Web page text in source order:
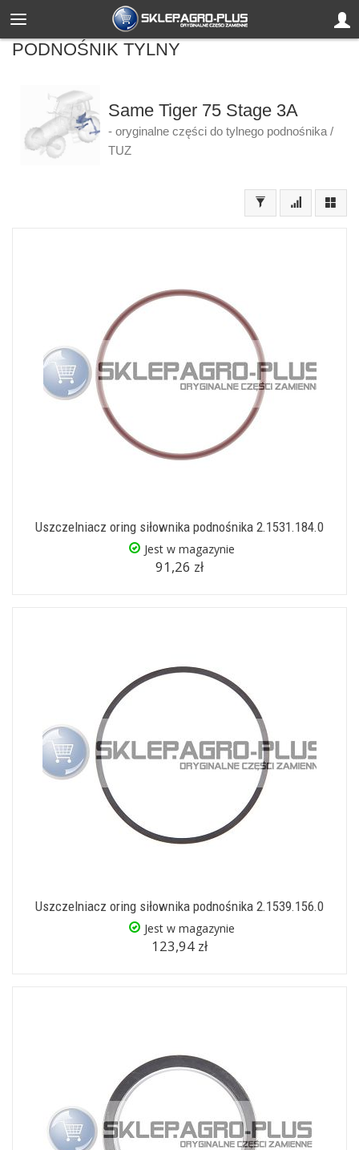
PODNOŚNIK TYLNY
Same Tiger 75 Stage 3A
- oryginalne części do tylnego podnośnika /
TUZ
Uszczelniacz oring siłownika podnośnika 2.1531.184.0
Jest w magazynie
91,26 zł
Uszczelniacz oring siłownika podnośnika 2.1539.156.0
Jest w magazynie
123,94 zł